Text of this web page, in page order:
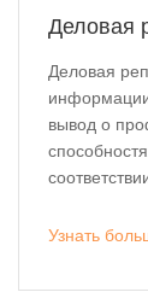
Деловая
Деловая
вывод о
Узнать